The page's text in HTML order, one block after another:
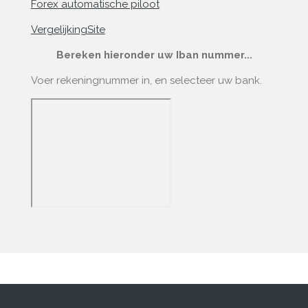
Forex automatische piloot
VergelijkingSite
Bereken hieronder uw Iban nummer...
Voer rekeningnummer in, en selecteer uw bank.